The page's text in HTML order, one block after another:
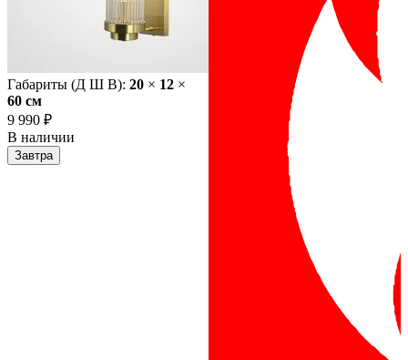
Габариты (Д Ш В): 20 × 12 ×
60 cм
9 990 ₽
В наличии
Завтра